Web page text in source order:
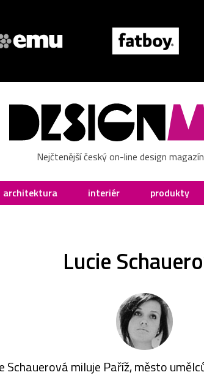
Nejčtenější český on-line design
architektura interiér produkty
Lucie
Schauerová miluje Paříž, město